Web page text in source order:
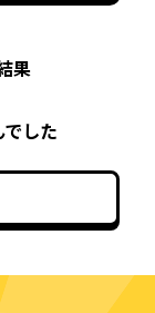
果
した